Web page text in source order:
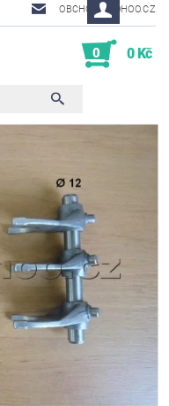
OBCHOD@SOHOO.CZ
0 0 Kč